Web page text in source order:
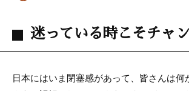
迷っている時こそチャ
日本にはいま閉塞感があって、皆さんは何